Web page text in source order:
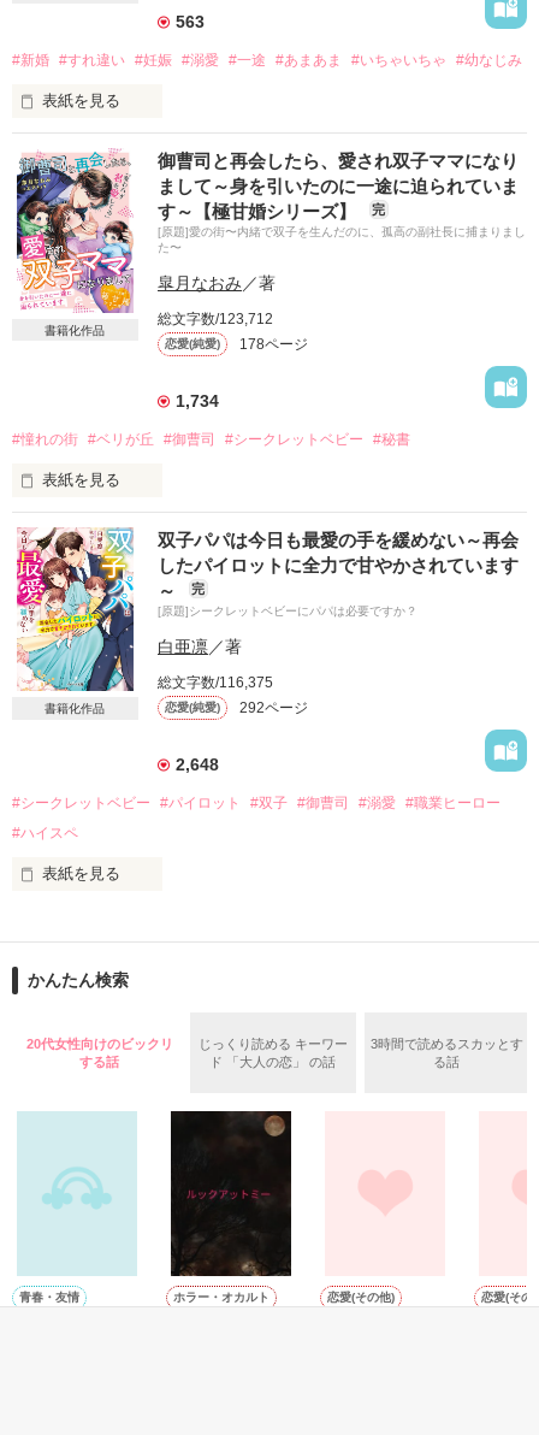
563
#新婚 #すれ違い #妊娠 #溺愛 #一途 #あまあま #いちゃいちゃ #幼なじみ
表紙を見る
初恋でずっと憧れていた彼と結婚して幸せいっぱいの日々。
この結婚の動機が不純なものだとしても、彼からプロポーズし
てもらえて嬉しかった。
少なくとも彼の意思で選ばれたと思っていたの。
だから彼にとって理想の奥さんになれるよう毎日奮闘してい
た。
けれど“ある真実”を知ってしまって……。
「稀一くん……離婚しよう」
「冗談じゃない。私は本気なの！」
「違う。その本気じゃない！」
もしかして真面目に言っているって受け取ってもらえていな
い？
どうすれば伝わるの？
「この先、日奈乃が俺から離れたいと言ってももう聞いてやれ
ない。手放す気はないんだ」
2021.10.20～2021.11.1
さとみっちさん　はなさん　レビューありがとうございます！
書籍化作品
御曹司と再会したら、愛され双子ママになり
まして～身を引いたのに一途に迫られていま
す～【極甘婚シリーズ】
完
[原題]愛の街〜内緒で双子を生んだのに、孤高の副社長に捕まりまし
た〜
皐月なおみ／著
総文字数/123,712
恋愛(純愛) 178ページ
1,734
#憧れの街 #ベリが丘 #御曹司 #シークレットベビー #秘書
表紙を見る
☆☆☆☆☆☆☆☆☆☆☆☆
「君のすべてが俺にとっては
特別で、なにもかもが大切だ。
今夜はそれをわからせてやるよ」
☆☆☆☆☆☆☆☆☆☆☆☆
憧れの街ベリが丘の隣町で
真山有紗（まやまありさ）には、
忘れられない人がいる
☆
迎えに来たのは、天瀬商事副社長
双子の父親だ
どんな女性も虜にする彼の視線が
封印したはずの
運命の一夜が蘇る…
書籍化作品
双子パパは今日も最愛の手を緩めない～再会
したパイロットに全力で甘やかされています
～
完
[原題]シークレットベビーにパパは必要ですか？
白亜凛／著
総文字数/116,375
恋愛(純愛) 292ページ
2,648
#シークレットベビー #パイロット #双子 #御曹司 #溺愛 #職業ヒーロー
#ハイスペ
表紙を見る
シークレットベビーにパパは必要ですか？
猛追してきて困っています～
神城航輝　三十歳
鶴見茉莉　二十八歳
（５月刊行ベリーズ文庫の原作になります）
かんたん検索
20代女性向けのビックリ
する話
じっくり読める キーワー
ド 「大人の恋」 の話
3時間で読めるスカッとす
る話
青春・友情 ホラー・オカルト 恋愛(その他) 恋愛(その